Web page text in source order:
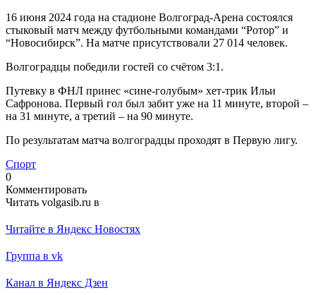
16 июня 2024 года на стадионе Волгоград-Арена состоялся
стыковый матч между футбольными командами “Ротор” и
“Новосибирск”. На матче присутствовали 27 014 человек.
Волгоградцы победили гостей со счётом 3:1.
Путевку в ФНЛ принес «сине-голубым» хет-трик Ильи
Сафронова. Первый гол был забит уже на 11 минуте, второй –
на 31 минуте, а третий – на 90 минуте.
По результатам матча волгоградцы проходят в Первую лигу.
Спорт
0
Комментировать
Читать volgasib.ru в
Читайте в Яндекс Новостях
Группа в vk
Канал в Яндекс Дзен